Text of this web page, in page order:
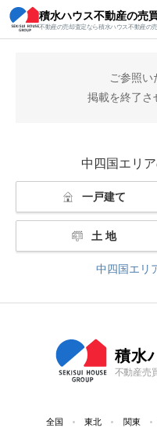
積水ハウス不動産の売
不動産の売却査定なら積水ハウス不動産の
積水ハウス不動産の売買 中四国
ご参照い
掲載を終了さ
中四国エリ
一戸建て
土 地
中四国エリ
積水
不動産売
全国 東北 関東